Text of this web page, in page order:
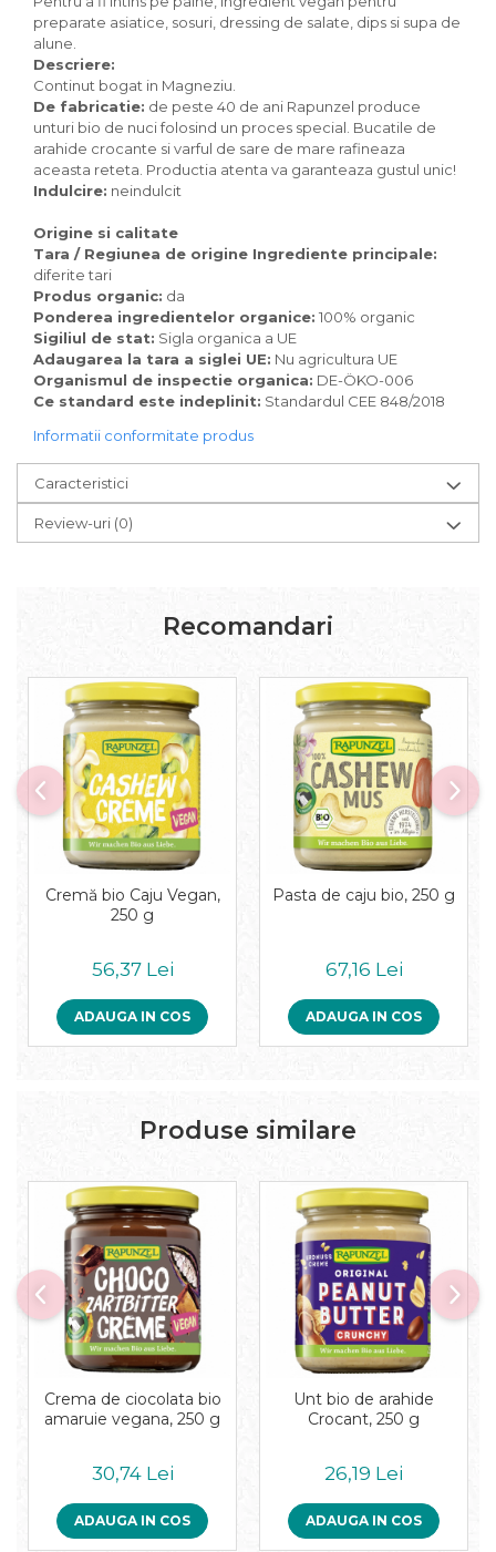
Paste bio fara gluten
Paste bio integrale
Paste bio pentru copii
Paste fainoase bio
Pateu, sosuri si conserve
Conserve de peste bio
Crenvursti si pateu din carne bio
Sosuri bio
Produse din tomate
Ketchup bio
Sosuri bio din tomate
Sucuri si bauturi bio
Lapte bio si bauturi vegetale
Sirop bio
Sucuri din fructe si legume bio
Superalimente
Pudre proteice bio
Superalimente bio
Uleiuri esentiale alimentare bio
Uleiuri Oxyguard
preparate asiatice, sosuri, dressing de salate, dips si supa de
alune.
Descriere:
Continut bogat in Magneziu.
De fabricatie: de peste 40 de ani Rapunzel produce
unturi bio de nuci folosind un proces special. Bucatile de
arahide crocante si varful de sare de mare rafineaza
aceasta reteta. Productia atenta va garanteaza gustul unic!
Indulcire: neindulcit
Origine si calitate
Tara / Regiunea de origine Ingrediente principale:
diferite tari
Produs organic: da
Ponderea ingredientelor organice: 100% organic
Sigiliul de stat: Sigla organica a UE
Adaugarea la tara a siglei UE: Nu agricultura UE
Organismul de inspectie organica: DE-ÖKO-006
Ce standard este indeplinit: Standardul CEE 848/2018
Informatii conformitate produs
Caracteristici
Review-uri (0)
Recomandari
Cremă bio Caju Vegan,
250 g
56,37 Lei
ADAUGA IN COS
Pasta de caju bio, 250 g
67,16 Lei
ADAUGA IN COS
Produse similare
Crema de ciocolata bio
amaruie vegana, 250 g
30,74 Lei
ADAUGA IN COS
Unt bio de arahide
Crocant, 250 g
26,19 Lei
ADAUGA IN COS